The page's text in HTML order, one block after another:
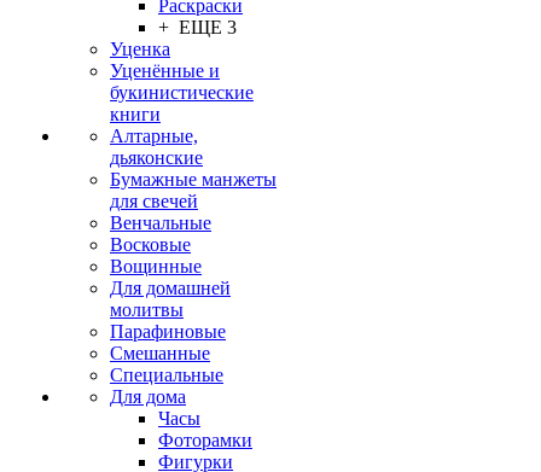
Раскраски
+ ЕЩЕ 3
Уценка
Уценённые и
букинистические
книги
Алтарные,
дьяконские
Бумажные манжеты
для свечей
Венчальные
Восковые
Вощинные
Для домашней
молитвы
Парафиновые
Смешанные
Специальные
Для дома
Часы
Фоторамки
Фигурки